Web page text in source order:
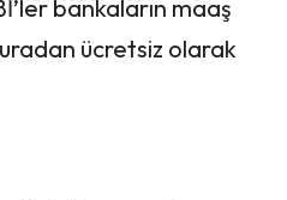
bankaların maaş
ücretsiz olarak